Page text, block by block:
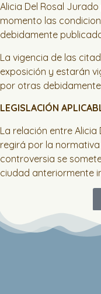
Alicia Del Rosal
momento las
debidamente
La vigencia de las
exposición y estarán
por otras
LEGISLACIÓN
La relación entre Alicia
regirá por la
controversia se
ciudad anteriormente